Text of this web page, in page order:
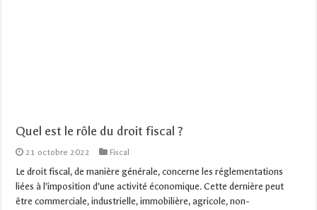
Quel est le rôle du droit fiscal ?
21 octobre 2022 Fiscal
Le droit fiscal, de manière générale, concerne les réglementations
liées à l’imposition d’une activité économique. Cette dernière peut
être commerciale, industrielle, immobilière, agricole, non-